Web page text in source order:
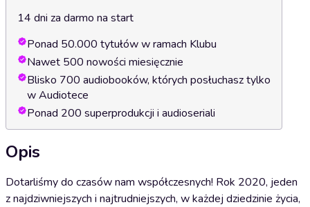
14 dni za darmo na start
Ponad 50.000 tytułów w ramach Klubu
Nawet 500 nowości miesięcznie
Blisko 700 audiobooków, których posłuchasz tylko
w Audiotece
Ponad 200 superprodukcji i audioseriali
Opis
Dotarliśmy do czasów nam współczesnych! Rok 2020, jeden
z najdziwniejszych i najtrudniejszych, w każdej dziedzinie życia,